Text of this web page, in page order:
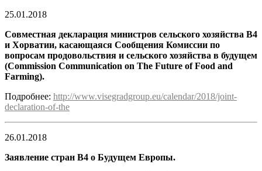
25.01.2018
Совместная декларация министров сельского хозяйства В4
и Хорватии, касающаяся Сообщения Комиссии по
вопросам продовольствия и сельского хозяйства в будущем
(Commission Communication on The Future of Food and
Farming).
Подробнее: http://www.visegradgroup.eu/calendar/2018/joint-
declaration-of-the
26.01.2018
Заявление стран В4 о Будущем Европы.